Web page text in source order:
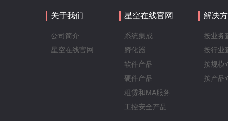
关于我们
公司简介
星空在线官网
星空在线官网
系统集成
孵化器
软件产品
硬件产品
租赁和MA服务
工控安全产品
解决
按业务
按行业
按规模
按产品